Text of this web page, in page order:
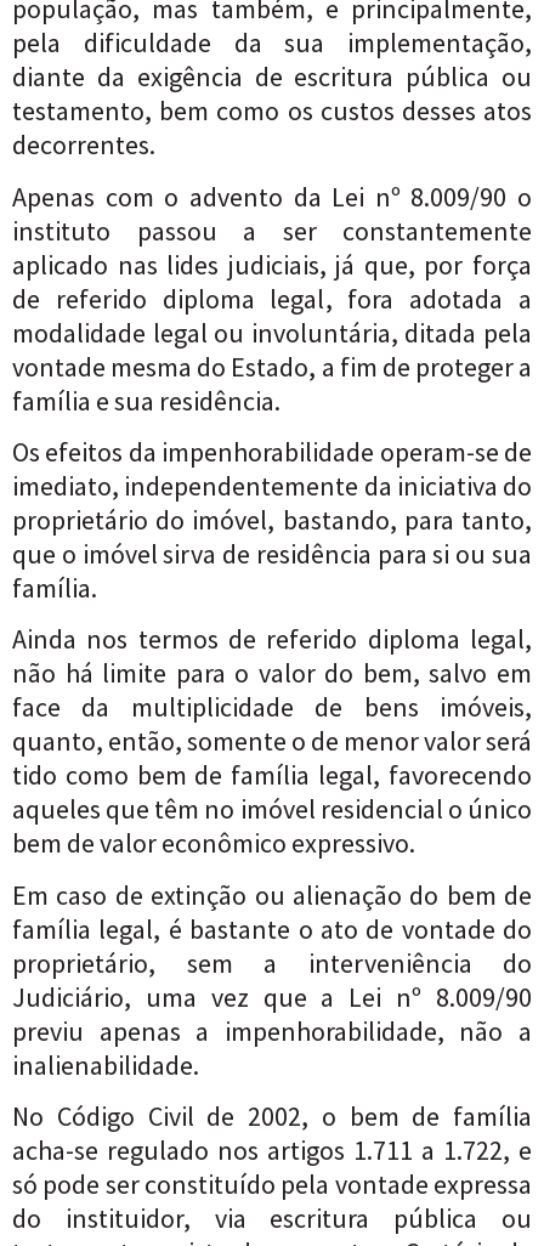
população, mas também, e principalmente,
pela dificuldade da sua implementação,
diante da exigência de escritura pública ou
testamento, bem como os custos desses atos
decorrentes.
Apenas com o advento da Lei nº 8.009/90 o
instituto passou a ser constantemente
aplicado nas lides judiciais, já que, por força
de referido diploma legal, fora adotada a
modalidade legal ou involuntária, ditada pela
vontade mesma do Estado, a fim de proteger a
família e sua residência.
Os efeitos da impenhorabilidade operam-se de
imediato, independentemente da iniciativa do
proprietário do imóvel, bastando, para tanto,
que o imóvel sirva de residência para si ou sua
família.
Ainda nos termos de referido diploma legal,
não há limite para o valor do bem, salvo em
face da multiplicidade de bens imóveis,
quanto, então, somente o de menor valor será
tido como bem de família legal, favorecendo
aqueles que têm no imóvel residencial o único
bem de valor econômico expressivo.
Em caso de extinção ou alienação do bem de
família legal, é bastante o ato de vontade do
proprietário, sem a interveniência do
Judiciário, uma vez que a Lei nº 8.009/90
previu apenas a impenhorabilidade, não a
inalienabilidade.
No Código Civil de 2002, o bem de família
acha-se regulado nos artigos 1.711 a 1.722, e
só pode ser constituído pela vontade expressa
do instituidor, via escritura pública ou